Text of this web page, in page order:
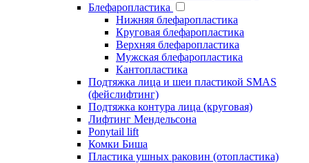
Блефаропластика
Нижняя блефаропластика
Круговая блефаропластика
Верхняя блефаропластика
Мужская блефаропластика
Кантопластика
Подтяжка лица и шеи пластикой SMAS
(фейслифтинг)
Подтяжка контура лица (круговая)
Лифтинг Мендельсона
Ponytail lift
Комки Биша
Пластика ушных раковин (отопластика)